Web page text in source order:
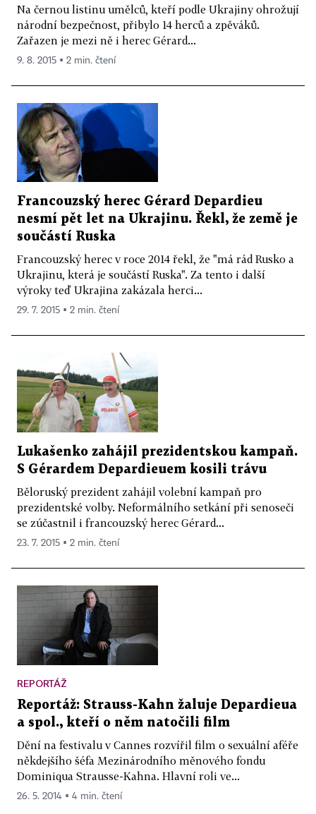
Na černou listinu umělců, kteří podle Ukrajiny ohrožují
národní bezpečnost, přibylo 14 herců a zpěváků.
Zařazen je mezi ně i herec Gérard...
9. 8. 2015 ▪ 2 min. čtení
Francouzský herec Gérard Depardieu
nesmí pět let na Ukrajinu. Řekl, že země je
součástí Ruska
Francouzský herec v roce 2014 řekl, že "má rád Rusko a
Ukrajinu, která je součástí Ruska". Za tento i další
výroky teď Ukrajina zakázala herci...
29. 7. 2015 ▪ 2 min. čtení
Lukašenko zahájil prezidentskou kampaň.
S Gérardem Depardieuem kosili trávu
Běloruský prezident zahájil volební kampaň pro
prezidentské volby. Neformálního setkání při senoseči
se zúčastnil i francouzský herec Gérard...
23. 7. 2015 ▪ 2 min. čtení
REPORTÁŽ
Reportáž: Strauss-Kahn žaluje Depardieua
a spol., kteří o něm natočili film
Dění na festivalu v Cannes rozvířil film o sexuální aféře
někdejšího šéfa Mezinárodního měnového fondu
Dominiqua Strausse-Kahna. Hlavní roli ve...
26. 5. 2014 ▪ 4 min. čtení